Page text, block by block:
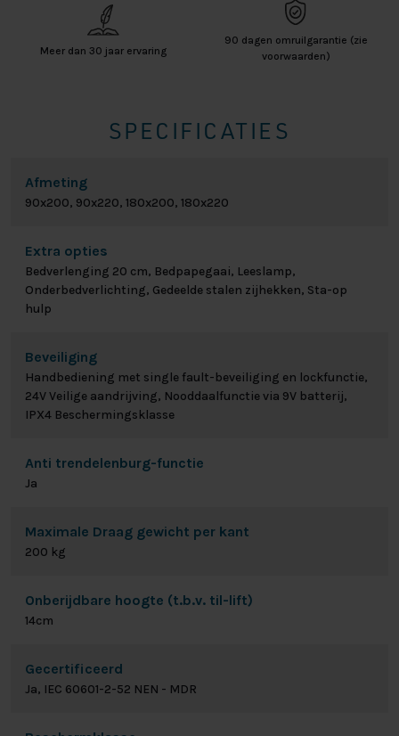
Meer dan 30 jaar ervaring
90 dagen omruilgarantie (zie
voorwaarden)
SPECIFICATIES
Afmeting
90x200, 90x220, 180x200, 180x220
Extra opties
Bedverlenging 20 cm, Bedpapegaai, Leeslamp,
Onderbedverlichting, Gedeelde stalen zijhekken, Sta-op
hulp
Beveiliging
Handbediening met single fault-beveiliging en lockfunctie,
24V Veilige aandrijving, Nooddaalfunctie via 9V batterij,
IPX4 Beschermingsklasse
Anti trendelenburg-functie
Ja
Maximale Draag gewicht per kant
200 kg
Onberijdbare hoogte (t.b.v. til-lift)
14cm
Gecertificeerd
Ja, IEC 60601-2-52 NEN - MDR